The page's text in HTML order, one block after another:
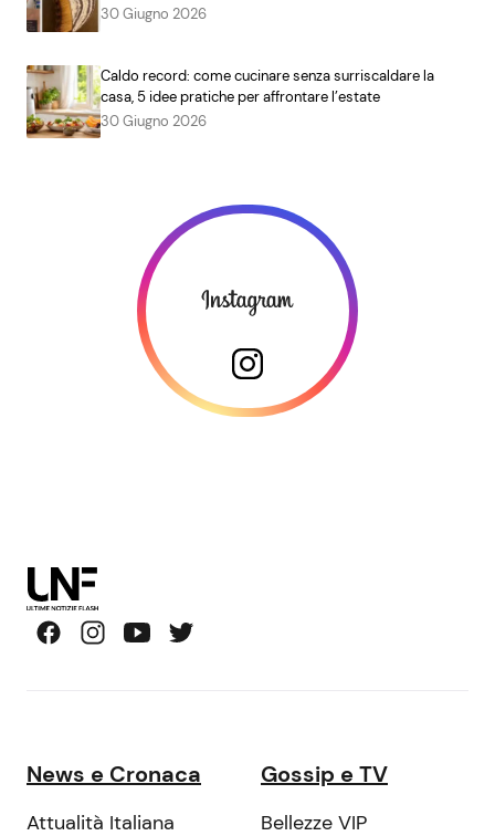
30 Giugno 2026
Caldo record: come cucinare senza surriscaldare la
casa, 5 idee pratiche per affrontare l’estate
30 Giugno 2026
News e Cronaca
Attualità Italiana
Gossip e TV
Bellezze VIP